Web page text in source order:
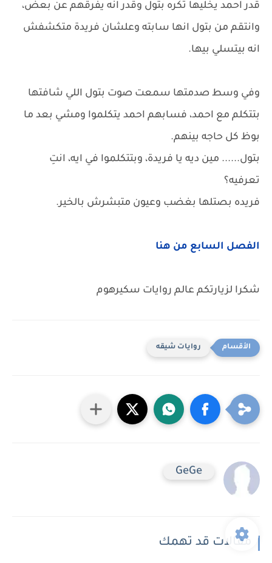
قدر احمد يخليها تكره بتول وقدر انه يفرقهم عن بعض،
وانتقم من بتول انها سابته وعلشان فريدة متكشفش
انه بيتسلي بيها.
وفي وسط صدمتها سمعت صوت بتول اللي شافتها
بتتكلم مع احمد، فسابهم احمد يتكلموا ومشي بعد ما
بوظ كل حاجه بينهم.
بتول...... مين ديه يا فريدة، وبتتكلموا في ايه، انتِ
تعرفيه؟
فريده بصتلها بغضب وعيون متبشرش بالخير.
الفصل السابع من هنا
شكرا لزيارتكم عالم روايات سكيرهوم
روايات شيقه
GeGe
مقالات قد تهمك